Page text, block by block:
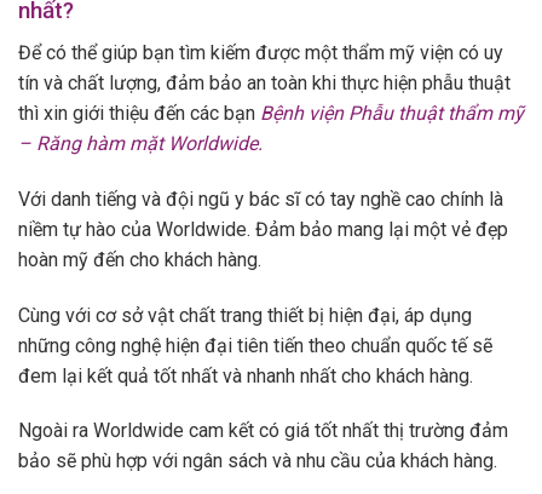
nhất?
Để có thể giúp bạn tìm kiếm được một thẩm mỹ viện có uy
tín và chất lượng, đảm bảo an toàn khi thực hiện phẫu thuật
thì xin giới thiệu đến các bạn Bệnh viện Phẫu thuật thẩm mỹ
– Răng hàm mặt Worldwide.
Với danh tiếng và đội ngũ y bác sĩ có tay nghề cao chính là
niềm tự hào của Worldwide. Đảm bảo mang lại một vẻ đẹp
hoàn mỹ đến cho khách hàng.
Cùng với cơ sở vật chất trang thiết bị hiện đại, áp dụng
những công nghệ hiện đại tiên tiến theo chuẩn quốc tế sẽ
đem lại kết quả tốt nhất và nhanh nhất cho khách hàng.
Ngoài ra Worldwide cam kết có giá tốt nhất thị trường đảm
bảo sẽ phù hợp với ngân sách và nhu cầu của khách hàng.